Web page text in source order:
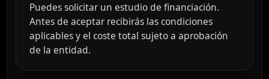
Puedes solicitar un estudio de financiación.
Antes de aceptar recibirás las condiciones
aplicables y el coste total sujeto a aprobación
de la entidad.